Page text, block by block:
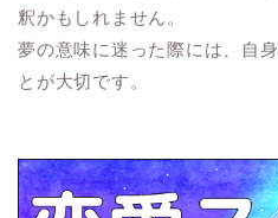
釈かもしれません。
夢の意味に迷った際には、自
とが大切です。